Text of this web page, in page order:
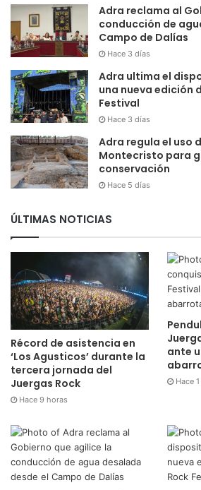
Adra reclama al
conducción de
Campo de Dalías
Hace 3 días
Adra ultima el
una nueva edición
Festival
Hace 3 días
Adra regula el uso
Montecristo para
conservación
Hace 5 días
ÚLTIMAS NOTICIAS
Récord de asistencia en
‘Los Agusticos’ durante la
tercera jornada del
Juergas Rock
Hace 9 horas
ante
Hace